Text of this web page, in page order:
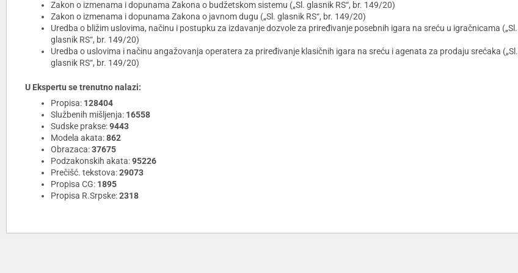
Zakon o izmenama i dopunama Zakona o budžetskom sistemu („Sl. glasnik RS“, br. 149/20)
Zakon o izmenama i dopunama Zakona o javnom dugu („Sl. glasnik RS“, br. 149/20)
Uredba o bližim uslovima, načinu i postupku za izdavanje dozvole za priređivanje posebnih igara na sreću u igračnicama („Sl.
glasnik RS“, br. 149/20)
Uredba o uslovima i načinu angažovanja operatera za priređivanje klasičnih igara na sreću i agenata za prodaju srećaka („Sl.
glasnik RS“, br. 149/20)
U Ekspertu se trenutno nalazi:
Propisa: 128404
Službenih mišljenja: 16558
Sudske prakse:9443
Modela akata:862
Obrazaca:37675
Podzakonskih akata:95226
Prečišć. tekstova:29073
Propisa CG: 1895
Propisa R.Srpske:2318